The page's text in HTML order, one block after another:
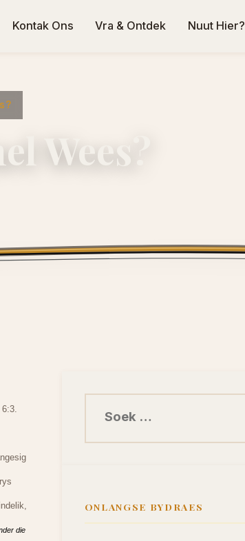
Kontak Ons Vra & Ontdek Nuut Hier?
Wees?
die
ONLANGSE BYDRAES